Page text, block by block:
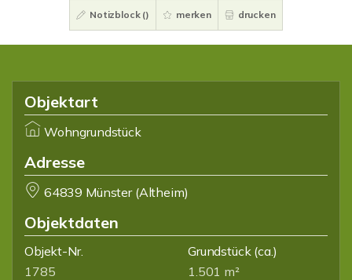
Notizblock () merken drucken
Objektart
Wohngrundstück
Adresse
64839 Münster (Altheim)
Objektdaten
Objekt-Nr.
1785
Grundstück(ca.)
1.501 m²